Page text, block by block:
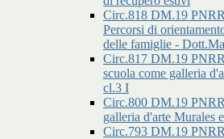
Circ.818 DM.19
Percorsi di
delle famiglie -
Circ.817 DM.19
scuola come galleria
cl.3 I
Circ.800 DM.19
galleria d'arte Murales
Circ.793 DM.19